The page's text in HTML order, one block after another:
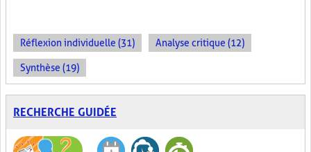
Réflexion individuelle (31) Analyse critique (12)
Synthèse (19)
RECHERCHE GUIDÉE